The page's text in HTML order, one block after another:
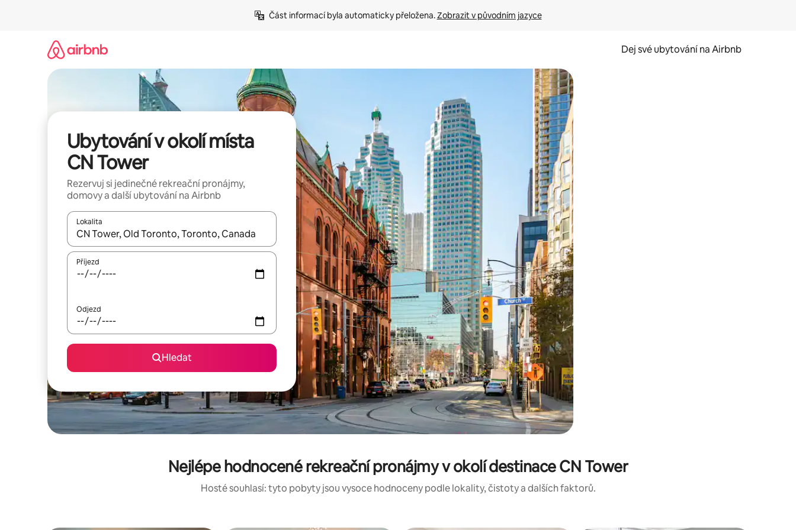
Část informací byla automaticky přeložena. Zobrazit v původním jazyce
Dej své ubytování na Airbnb
Ubytování v okolí místa
CN Tower
Rezervuj si jedinečné rekreační pronájmy,
domovy a další ubytování na Airbnb
Lokalita
Až budou výsledky k dispozici, můžeš si je procházet pomocí šipek nahoru a dolů, dotykem nebo přejetím prstem.
Příjezd
Odjezd
Hledat
Nejlépe hodnocené rekreační pronájmy v okolí destinace CN Tower
Hosté souhlasí: tyto pobyty jsou vysoce hodnoceny podle lokality, čistoty a dalších faktorů.